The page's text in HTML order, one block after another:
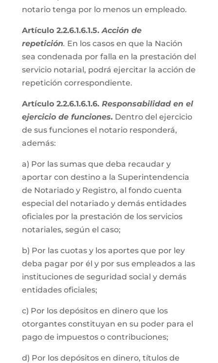
notario tenga por lo menos un empleado.
Artículo 2.2.6.1.6.1.5.Acción de
repetición. En los casos en que la Nación
sea condenada por falla en la prestación del
servicio notarial, podrá ejercitar la acción de
repetición correspondiente.
Artículo 2.2.6.1.6.1.6. Responsabilidad en el
ejercicio de funciones. Dentro del ejercicio
de sus funciones el notario responderá,
además:
a) Por las sumas que deba recaudar y
aportar con destino a la Superintendencia
de Notariado y Registro, al fondo cuenta
especial del notariado y demás entidades
oficiales por la prestación de los servicios
notariales, según el caso;
b) Por las cuotas y los aportes que por ley
deba pagar por él y por sus empleados a las
instituciones de seguridad social y demás
entidades oficiales;
c) Por los depósitos en dinero que los
otorgantes constituyan en su poder para el
pago de impuestos o contribuciones;
d) Por los depósitos en dinero, títulos de